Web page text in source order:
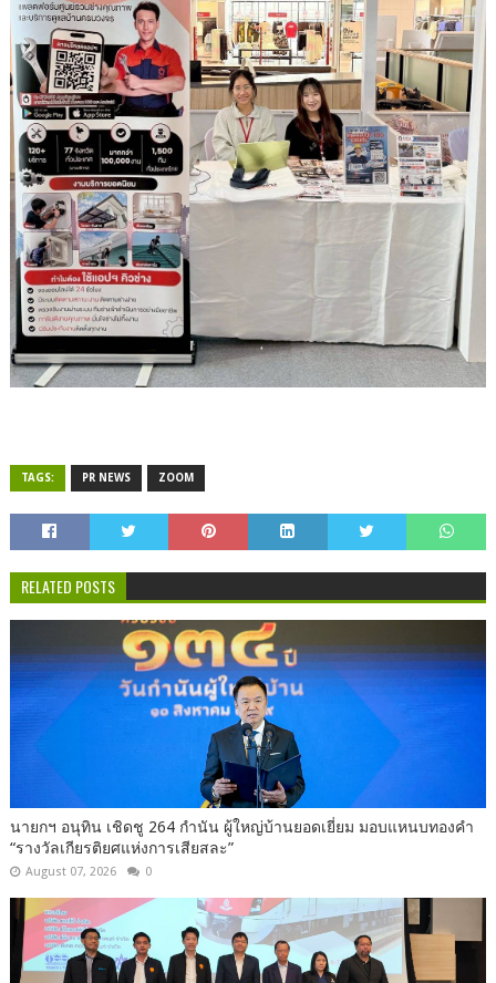
TAGS: PR NEWS ZOOM
RELATED POSTS
นายกฯ อนุทิน เชิดชู 264 กำนัน ผู้ใหญ่บ้านยอดเยี่ยม มอบแหนบทองคำ
“รางวัลเกียรติยศแห่งการเสียสละ”
August 07, 2026 0